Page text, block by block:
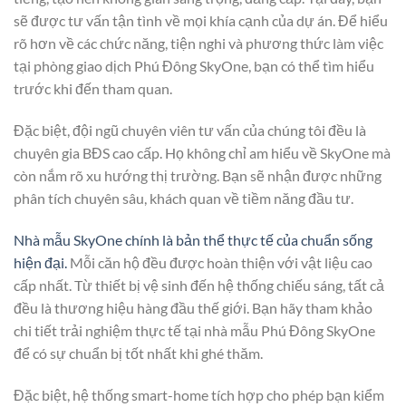
sẽ được tư vấn tận tình về mọi khía cạnh của dự án. Để hiểu
rõ hơn về các chức năng, tiện nghi và phương thức làm việc
tại phòng giao dịch Phú Đông SkyOne, bạn có thể tìm hiểu
trước khi đến tham quan.
Đặc biệt, đội ngũ chuyên viên tư vấn của chúng tôi đều là
chuyên gia BĐS cao cấp. Họ không chỉ am hiểu về SkyOne mà
còn nắm rõ xu hướng thị trường. Bạn sẽ nhận được những
phân tích chuyên sâu, khách quan về tiềm năng đầu tư.
Nhà mẫu SkyOne chính là bản thể thực tế của chuẩn sống
hiện đại. Mỗi căn hộ đều được hoàn thiện với vật liệu cao
cấp nhất. Từ thiết bị vệ sinh đến hệ thống chiếu sáng, tất cả
đều là thương hiệu hàng đầu thế giới. Bạn hãy tham khảo
chi tiết trải nghiệm thực tế tại nhà mẫu Phú Đông SkyOne
để có sự chuẩn bị tốt nhất khi ghé thăm.
Đặc biệt, hệ thống smart-home tích hợp cho phép bạn kiểm